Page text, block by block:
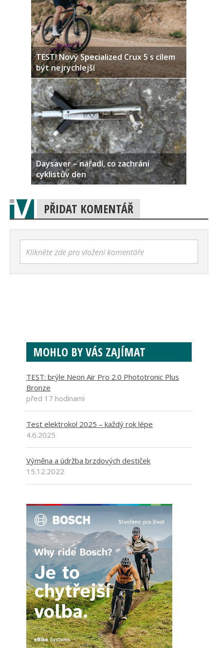
TEST! Nový Specialized Crux 5 s cílem
být nejrychlejší
Daysaver – nářadí, co zachrání
cyklistův den
PŘIDAT KOMENTÁŘ
Klikněte zde pro vložení komentáře
MOHLO BY VÁS ZAJÍMAT
TEST: brýle Neon Air Pro 2.0 Phototronic Plus
Bronze
před 17 hodinami
Test elektrokol 2025 – každý rok lépe
4.6.2025
Výměna a údržba brzdových destiček
15.12.2022